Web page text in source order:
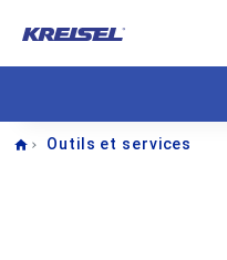
Home
Outils et services